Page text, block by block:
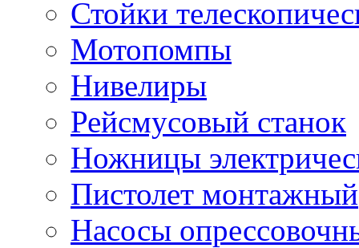
Стойки
Мотопомпы
Нивелиры
Рейсмусовый станок
Ножницы
Пистолет монтажный
Насосы